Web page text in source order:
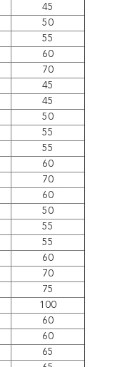
45
50
55
60
70
45
45
50
55
55
60
70
60
50
55
55
60
70
75
100
60
60
65